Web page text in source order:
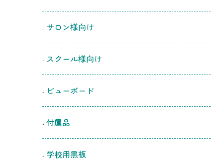
サロン様向け
スクール様向け
ビューボード
付属品
学校用黒板